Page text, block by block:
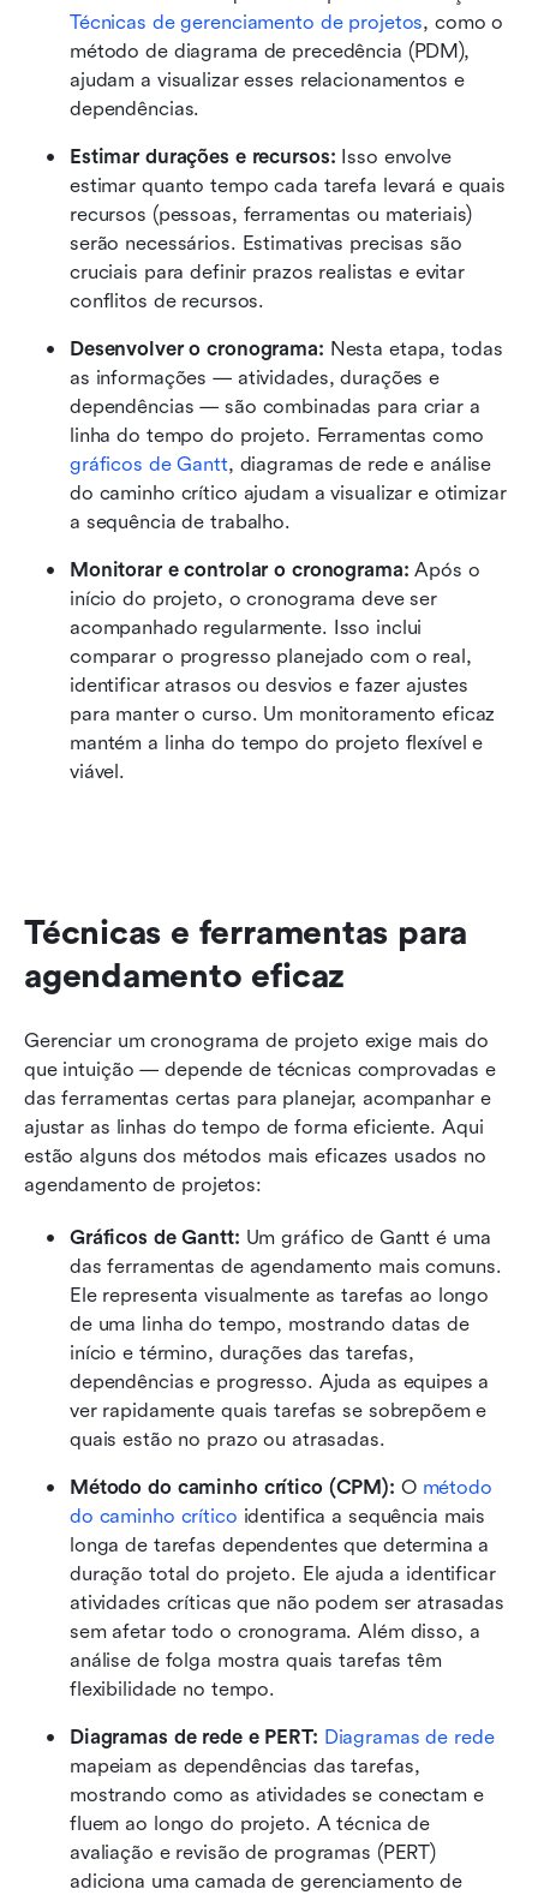
Técnicas de gerenciamento de projetos, como o
método de diagrama de precedência (PDM),
ajudam a visualizar esses relacionamentos e
dependências.
Estimar durações e recursos: Isso envolve
estimar quanto tempo cada tarefa levará e quais
recursos (pessoas, ferramentas ou materiais)
serão necessários. Estimativas precisas são
cruciais para definir prazos realistas e evitar
conflitos de recursos.
Desenvolver o cronograma: Nesta etapa, todas
as informações — atividades, durações e
dependências — são combinadas para criar a
gráficos de Gantt, diagramas de rede e análise
do caminho crítico ajudam a visualizar e otimizar
a sequência de trabalho.
Monitorar e controlar o cronograma: Após o
início do projeto, o cronograma deve ser
acompanhado regularmente. Isso inclui
comparar o progresso planejado com o real,
identificar atrasos ou desvios e fazer ajustes
para manter o curso. Um monitoramento eficaz
mantém a linha do tempo do projeto flexível e
viável.
Técnicas e ferramentas para
agendamento eficaz
Gerenciar um cronograma de projeto exige mais do
que intuição — depende de técnicas comprovadas e
das ferramentas certas para planejar, acompanhar e
ajustar as linhas do tempo de forma eficiente. Aqui
estão alguns dos métodos mais eficazes usados no
agendamento de projetos:
Gráficos de Gantt: Um gráfico de Gantt é uma
das ferramentas de agendamento mais comuns.
Ele representa visualmente as tarefas ao longo
de uma linha do tempo, mostrando datas de
início e término, durações das tarefas,
dependências e progresso. Ajuda as equipes a
ver rapidamente quais tarefas se sobrepõem e
quais estão no prazo ou atrasadas.
Método do caminho crítico (CPM): O método
do caminho crítico identifica a sequência mais
longa de tarefas dependentes que determina a
duração total do projeto. Ele ajuda a identificar
atividades críticas que não podem ser atrasadas
sem afetar todo o cronograma. Além disso, a
análise de folga mostra quais tarefas têm
flexibilidade no tempo.
Diagramas de rede e PERT: Diagramas de rede
mapeiam as dependências das tarefas,
mostrando como as atividades se conectam e
fluem ao longo do projeto. A técnica de
avaliação e revisão de programas (PERT)
adiciona uma camada de gerenciamento de